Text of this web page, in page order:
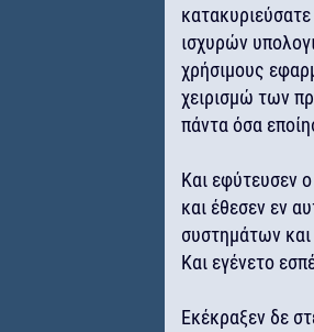
ισχυρών
χρήσιμους
χειρισμώ των
πάντα όσα
Και εφύτευσεν
και έθεσεν εν
συστημάτων
Και εγένετο
Εκέκραξεν δε